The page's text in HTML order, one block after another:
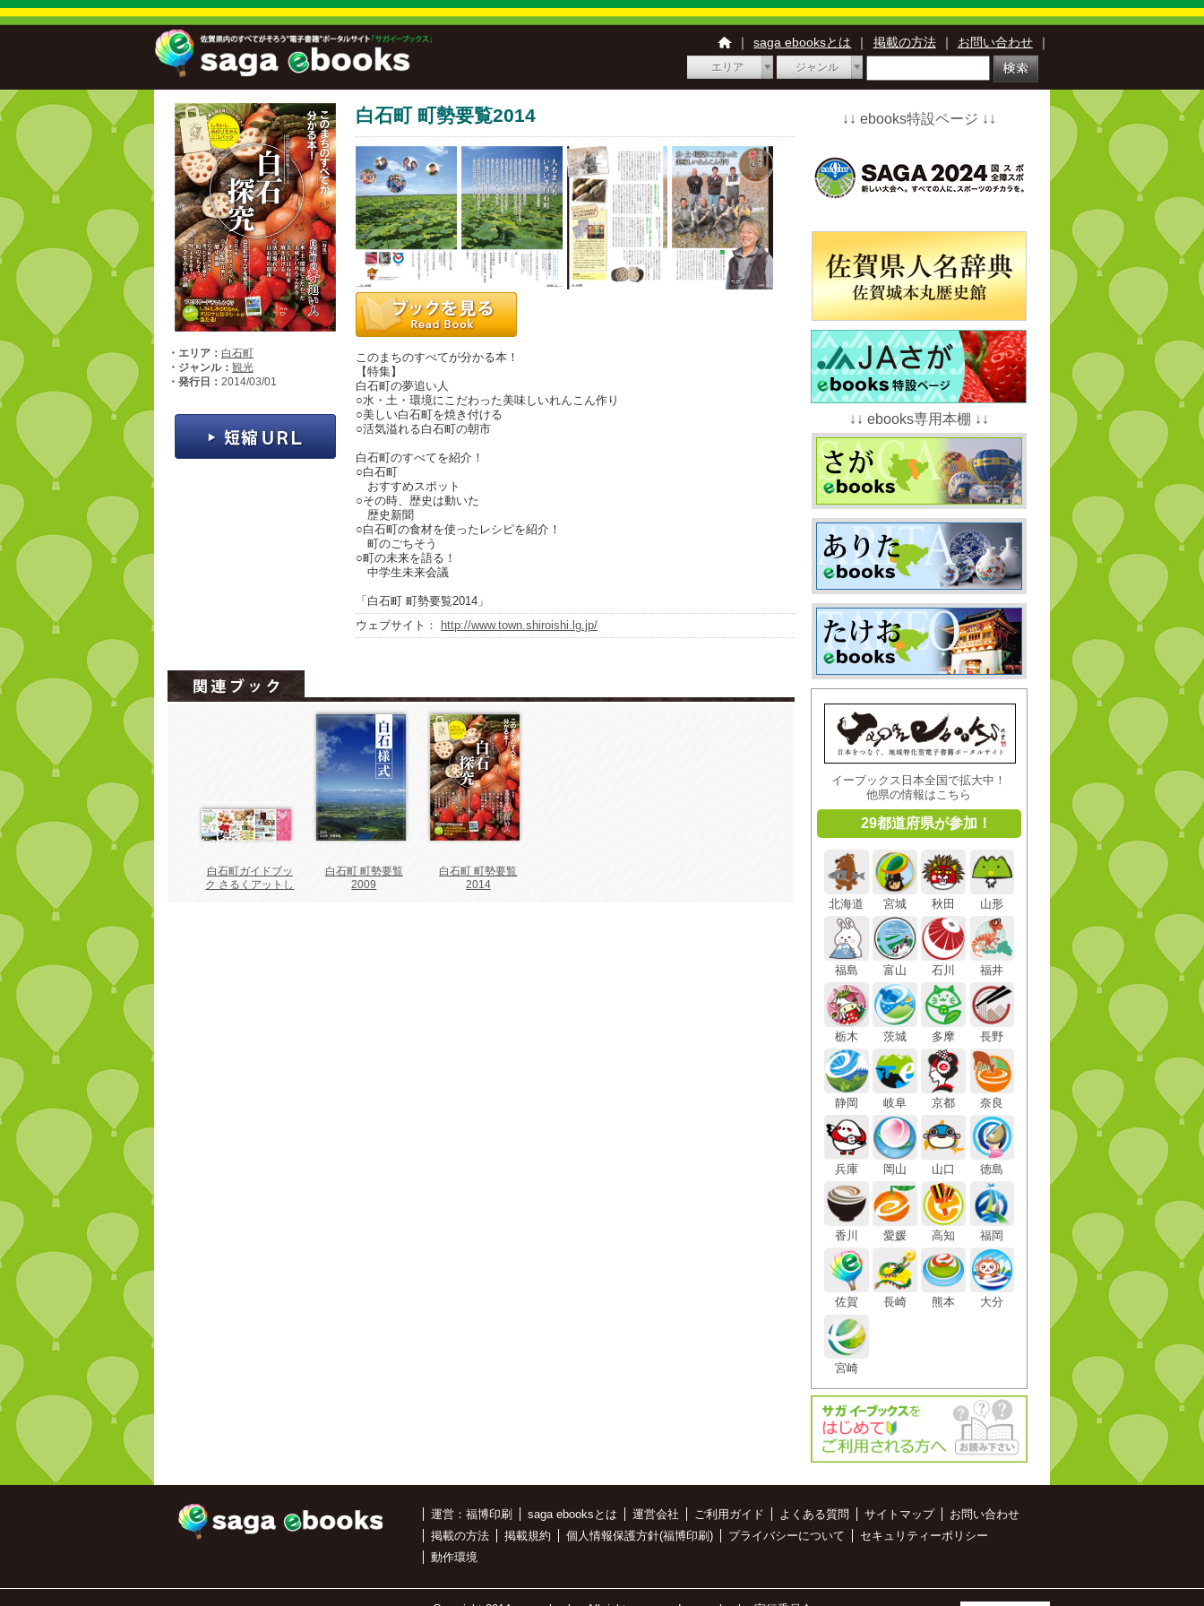
｜ saga ebooksとは ｜ 掲載の方法 ｜ お問い合わせ ｜
エリア ジャンル
・エリア： 白石町
・ジャンル： 観光
・発行日： 2014/03/01
白石町 町勢要覧2014
このまちのすべてが分かる本！
【特集】
白石町の夢追い人
○水・土・環境にこだわった美味しいれんこん作り
○美しい白石町を焼き付ける
○活気溢れる白石町の朝市
白石町のすべてを紹介！
○白石町
おすすめスポット
○その時、歴史は動いた
歴史新聞
○白石町の食材を使ったレシピを紹介！
町のごちそう
○町の未来を語る！
中学生未来会議
「白石町 町勢要覧2014」
ウェブサイト： http://www.town.shiroishi.lg.jp/
白石町ガイドブッ
ク さるくアットし
白石町 町勢要覧
2009
白石町 町勢要覧
2014
↓↓ ebooks特設ページ ↓↓
↓↓ ebooks専用本棚 ↓↓
イーブックス日本全国で拡大中！
他県の情報はこちら
29都道府県が参加！
北海道 宮城 秋田 山形
福島 富山 石川 福井
栃木 茨城 多摩 長野
静岡 岐阜 京都 奈良
兵庫 岡山 山口 徳島
香川 愛媛 高知 福岡
佐賀 長崎 熊本 大分
宮崎
運営：福博印刷 saga ebooksとは 運営会社 ご利用ガイド よくある質問 サイトマップ
お問い合わせ
掲載の方法
掲載規約 個人情報保護方針(福博印刷) プライバシーについて
セキュリティーポリシー
動作環境